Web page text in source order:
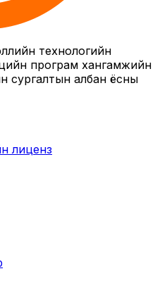
технологийн
програм хангамжийн
сургалтын албан ёсны
лиценз